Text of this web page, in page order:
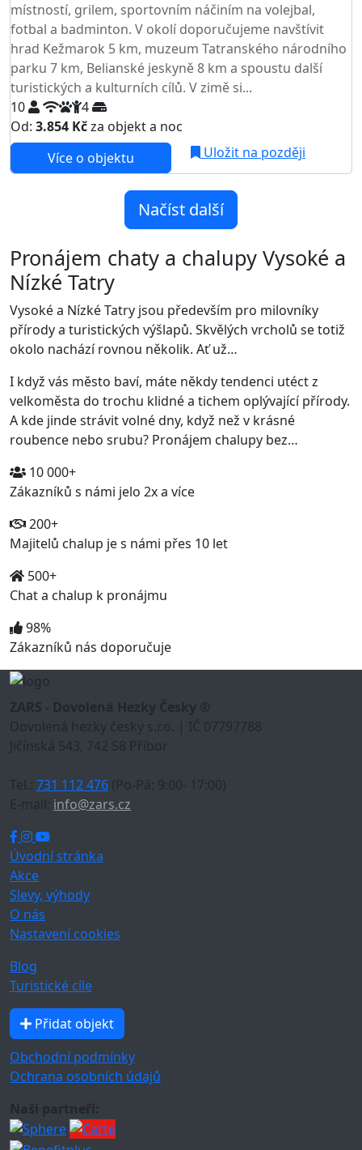
místností, grilem, sportovním náčiním na volejbal,
fotbal a badminton. V okolí doporučujeme navštívit
hrad Kežmarok 5 km, muzeum Tatranského národního
parku 7 km, Belianské jeskyně 8 km a spoustu další
turistických a kulturních cílů. V zimě si...
10
4
Od: 3.854 Kčza objekt a noc
Více o objektu
Uložit na později
Načíst další
Pronájem chaty a chalupy Vysoké a
Nízké Tatry
Vysoké a Nízké Tatry jsou především pro milovníky
přírody a turistických výšlapů. Skvělých vrcholů se totiž
okolo nachází rovnou několik. Ať už…
I když vás město baví, máte někdy tendenci utéct z
velkoměsta do trochu klidné a tichem oplývající přírody.
A kde jinde strávit volné dny, když než v krásné
roubence nebo srubu? Pronájem chalupy bez…
10 000+
Zákazníků s námi jelo 2x a více
200+
Majitelů chalup je s námi přes 10 let
500+
Chat a chalup k pronájmu
98%
Zákazníků nás doporučuje
ZARS - Dovolená Hezky Česky ®
Dovolená hezky česky s.r.o. | IČ 07797788
Jičínská 543, 742 58 Příbor
Tel.: 731 112 476 (Po-Pá: 9:00- 17:00)
E-mail: info@zars.cz
Úvodní stránka
Akce
Slevy, výhody
O nás
Nastavení cookies
Blog
Turistické cíle
Přidat objekt
Obchodní podmínky
Ochrana osobních údajů
Naši partneři: